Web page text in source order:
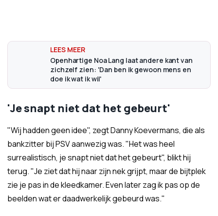
Openhartige Noa Lang laat andere kant van
zichzelf zien: 'Dan ben ik gewoon mens en
doe ik wat ik wil'
'Je snapt niet dat het gebeurt'
"Wij hadden geen idee", zegt Danny Koevermans, die als
bankzitter bij PSV aanwezig was. "Het was heel
surrealistisch, je snapt niet dat het gebeurt", blikt hij
terug. "Je ziet dat hij naar zijn nek grijpt, maar de bijtplek
zie je pas in de kleedkamer. Even later zag ik pas op de
beelden wat er daadwerkelijk gebeurd was."